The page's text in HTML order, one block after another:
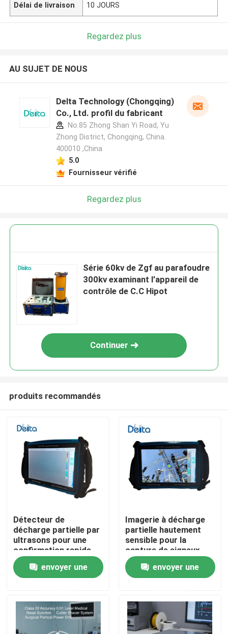
À la maison
Vidéos
Délai de livraison 10 JOURS
Regardez plus
AU SUJET DE NOUS
Delta Technology (Chongqing)
Co., Ltd. profil du fabricant
No.85 Zhong Shan Yi Road, Yu
Zhong District, Chongqing, China.
400010 ,China
5.0
Fournisseur vérifié
Regardez plus
Série 60kv de Zgf au parafoudre
300kv examinant l'appareil de
contrôle de C.C Hipot
Continuer
produits recommandés
Détecteur de
décharge partielle par
ultrasons pour une
confirmation rapide
des résultats du
champ envoyer une
Imagerie à décharge
partielle hautement
sensible pour la
capture de signaux
faibles
envoyer une